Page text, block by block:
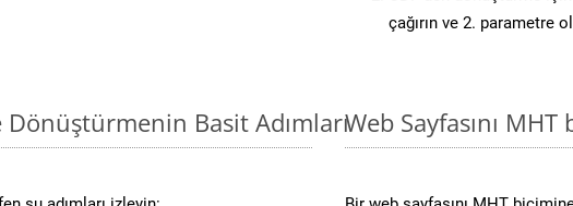
çağırın ve 2. parametre
Dönüştürmenin Basit AdımlarıWeb Sayfasını